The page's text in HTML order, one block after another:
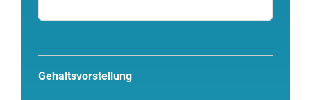
Gehaltsvorstellung